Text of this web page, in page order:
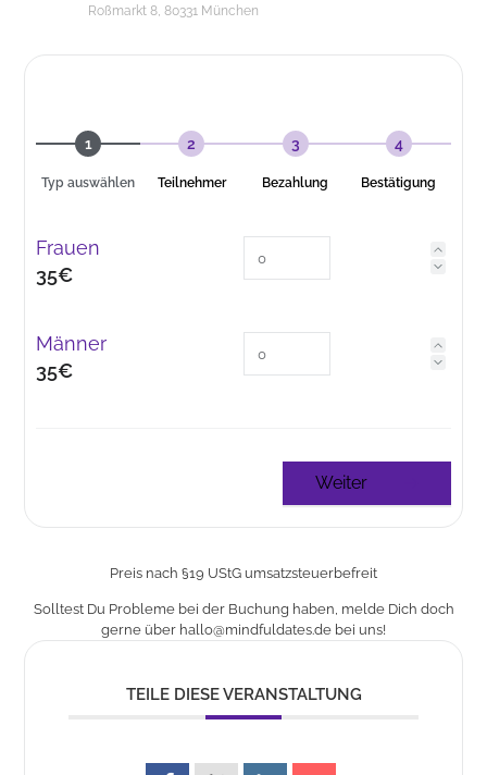
Roßmarkt 8, 80331 München
1
Typ auswählen
2
Teilnehmer
3
Bezahlung
4
Bestätigung
Frauen
35€
Männer
35€
Weiter
Preis nach §19 UStG umsatzsteuerbefreit
Solltest Du Probleme bei der Buchung haben, melde Dich doch
gerne über hallo@mindfuldates.de bei uns!
TEILE DIESE VERANSTALTUNG